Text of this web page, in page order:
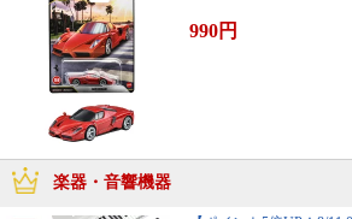
990円
楽器・音響機器